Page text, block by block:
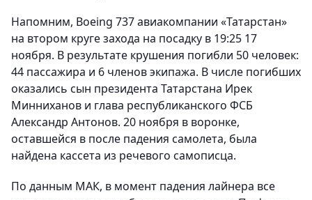
Напомним, Boeing 737 авиакомпании «Татарстан»
на втором круге захода на посадку в 19:25 17
ноября. В результате крушения погибли 50 человек:
44 пассажира и 6 членов экипажа. В числе погибших
оказались сын президента Татарстана Ирек
Минниханов и глава республиканского ФСБ
Александр Антонов. 20 ноября в воронке,
оставшейся в после падения самолета, была
найдена кассета из речевого самописца.
По данным МАК, в момент падения лайнера все